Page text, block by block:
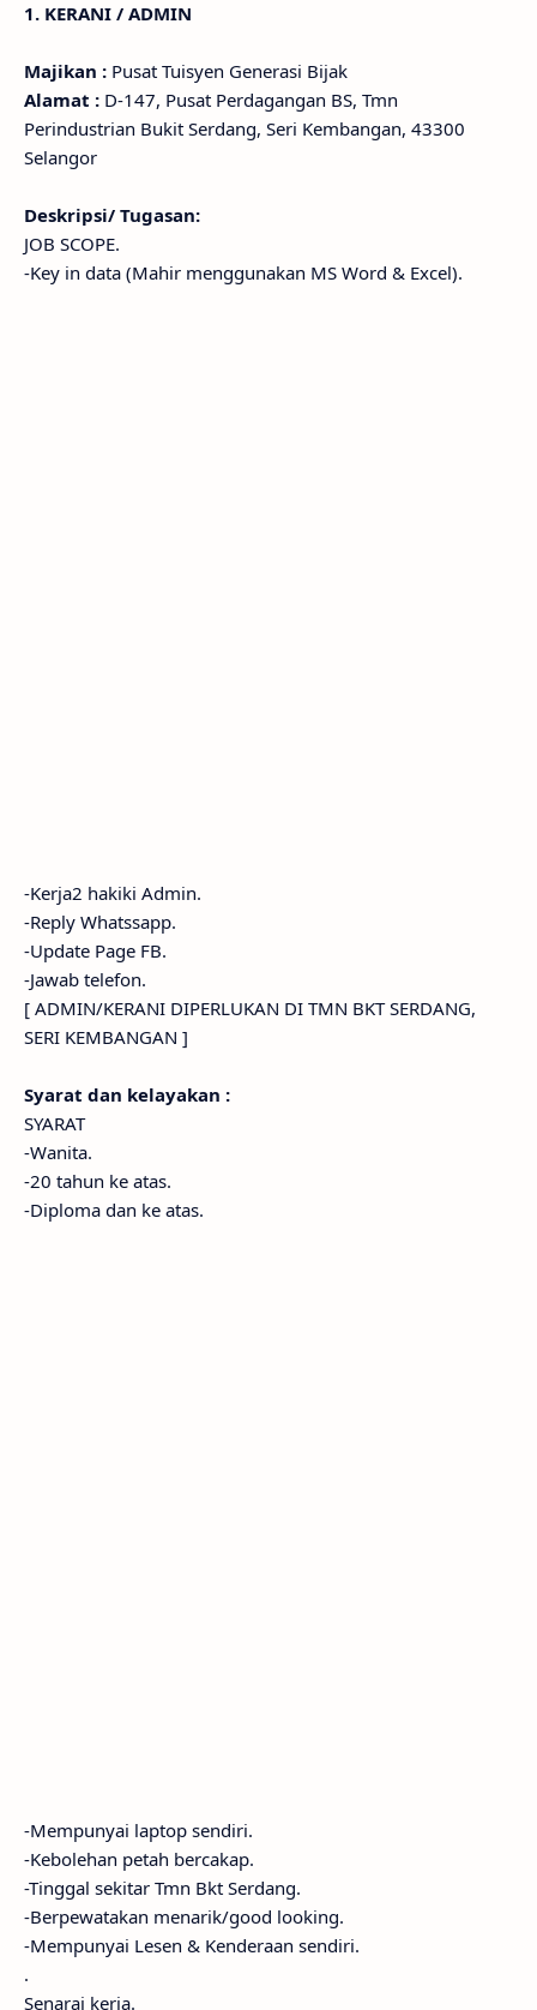
1. KERANI / ADMIN
Majikan : Pusat Tuisyen Generasi Bijak
Alamat : D-147, Pusat Perdagangan BS, Tmn
Perindustrian Bukit Serdang, Seri Kembangan, 43300
Selangor
Deskripsi/ Tugasan:
JOB SCOPE.
-Key in data (Mahir menggunakan MS Word & Excel).
-Kerja2 hakiki Admin.
-Reply Whatssapp.
-Update Page FB.
-Jawab telefon.
[ ADMIN/KERANI DIPERLUKAN DI TMN BKT SERDANG,
SERI KEMBANGAN ]
Syarat dan kelayakan :
SYARAT
-Wanita.
-20 tahun ke atas.
-Diploma dan ke atas.
-Mempunyai laptop sendiri.
-Kebolehan petah bercakap.
-Tinggal sekitar Tmn Bkt Serdang.
-Berpewatakan menarik/good looking.
-Mempunyai Lesen & Kenderaan sendiri.
.
Senarai kerja.